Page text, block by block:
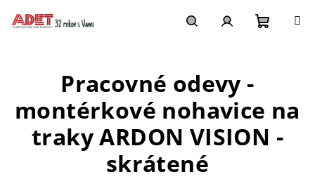
Pracovné odevy -
montérkové nohavice na
traky ARDON VISION -
skrátené